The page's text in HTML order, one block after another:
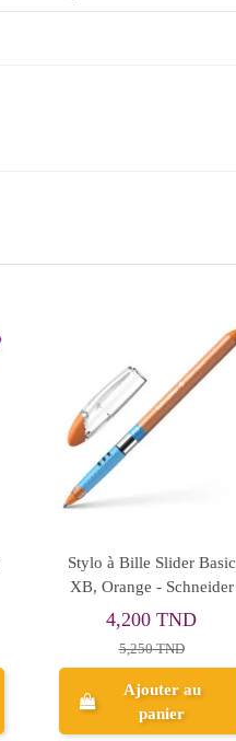
Stylo à Bille Slider Basic
XB, Orange - Schneider
4,200 TND
5,250 TND
Ajouter au
panier